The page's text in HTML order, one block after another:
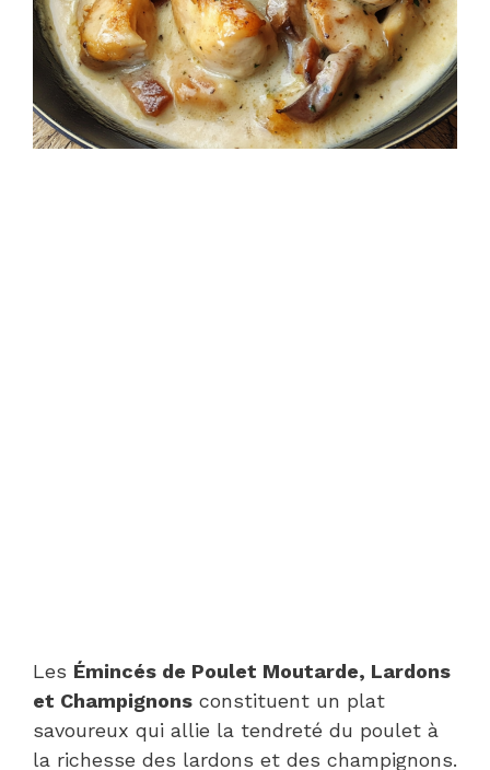
Les Émincés de Poulet Moutarde, Lardons
et Champignons constituent un plat
savoureux qui allie la tendreté du poulet à
la richesse des lardons et des champignons.